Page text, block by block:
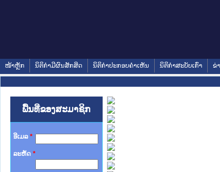
ໜ້າຫຼັກ ນິຕິກໍາມີຜົນສັກສິດ ນິຕິກໍາປະກອບຄໍາເຫັນ ນິຕິກໍາສະບັບເກົ່າ ຂ່
ພື້ນທີ່ຂອງສະມາຊິກ
ອີເມລ *
ລະຫັດ *